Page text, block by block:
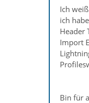
Ich
ich
Header
Import
Bin für